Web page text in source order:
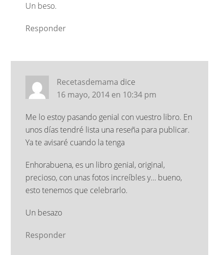
Un beso.
Responder
Recetasdemama dice
16 mayo, 2014 en 10:34 pm
Me lo estoy pasando genial con vuestro libro. En
unos días tendré lista una reseña para publicar.
Ya te avisaré cuando la tenga
Enhorabuena, es un libro genial, original,
precioso, con unas fotos increíbles y… bueno,
esto tenemos que celebrarlo.
Un besazo
Responder